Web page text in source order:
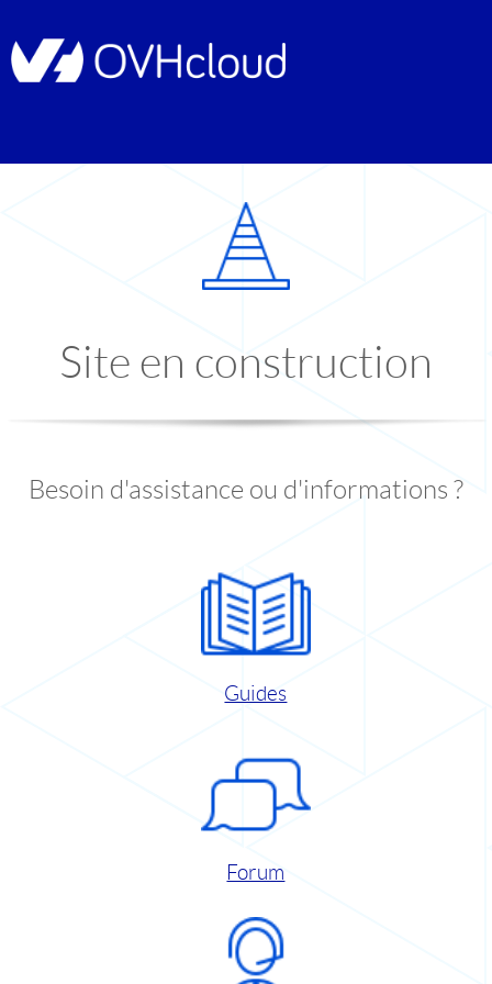
Site en construction
Besoin d'assistance ou d'informations ?
Guides
Forum